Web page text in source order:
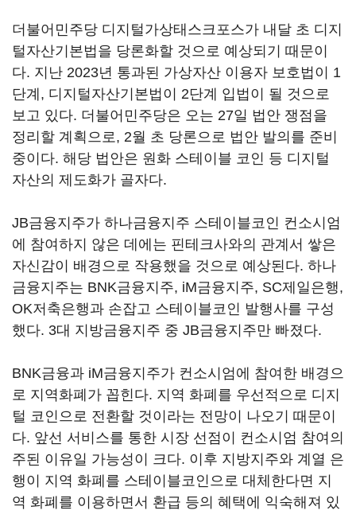
더불어민주당 디지털가상태스크포스가 내달 초 디지
털자산기본법을 당론화할 것으로 예상되기 때문이
다. 지난 2023년 통과된 가상자산 이용자 보호법이 1
단계, 디지털자산기본법이 2단계 입법이 될 것으로
보고 있다. 더불어민주당은 오는 27일 법안 쟁점을
정리할 계획으로, 2월 초 당론으로 법안 발의를 준비
중이다. 해당 법안은 원화 스테이블 코인 등 디지털
자산의 제도화가 골자다.
JB금융지주가 하나금융지주 스테이블코인 컨소시엄
에 참여하지 않은 데에는 핀테크사와의 관계서 쌓은
자신감이 배경으로 작용했을 것으로 예상된다. 하나
금융지주는 BNK금융지주, iM금융지주, SC제일은행,
OK저축은행과 손잡고 스테이블코인 발행사를 구성
했다. 3대 지방금융지주 중 JB금융지주만 빠졌다.
BNK금융과 iM금융지주가 컨소시엄에 참여한 배경으
로 지역화폐가 꼽힌다. 지역 화폐를 우선적으로 디지
털 코인으로 전환할 것이라는 전망이 나오기 때문이
다. 앞선 서비스를 통한 시장 선점이 컨소시엄 참여의
주된 이유일 가능성이 크다. 이후 지방지주와 계열 은
행이 지역 화폐를 스테이블코인으로 대체한다면 지
역 화폐를 이용하면서 환급 등의 혜택에 익숙해져 있